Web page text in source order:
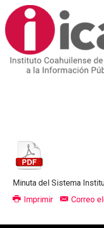
Minuta del Sistema
Imprimir
Correo